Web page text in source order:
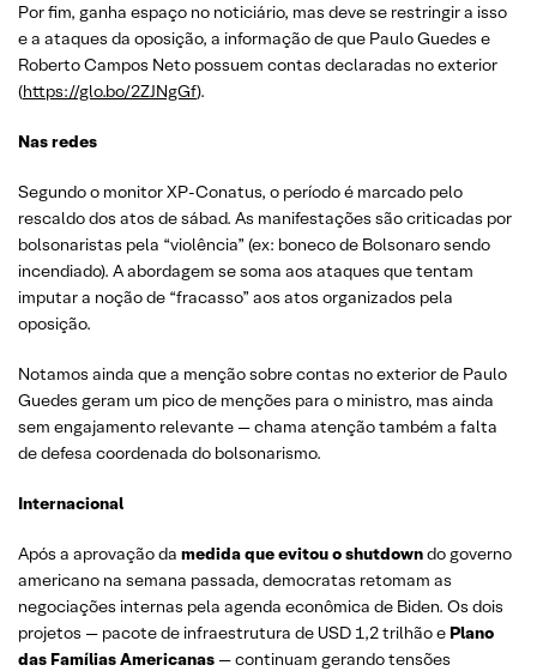
Por fim, ganha espaço no noticiário, mas deve se restringir a isso
e a ataques da oposição, a informação de que Paulo Guedes e
Roberto Campos Neto possuem contas declaradas no exterior
(https://glo.bo/2ZJNgGf).
Nas redes
Segundo o monitor XP-Conatus, o período é marcado pelo
rescaldo dos atos de sábad. As manifestações são criticadas por
bolsonaristas pela “violência” (ex: boneco de Bolsonaro sendo
incendiado). A abordagem se soma aos ataques que tentam
imputar a noção de “fracasso” aos atos organizados pela
oposição.
Notamos ainda que a menção sobre contas no exterior de Paulo
Guedes geram um pico de menções para o ministro, mas ainda
sem engajamento relevante — chama atenção também a falta
de defesa coordenada do bolsonarismo.
Internacional
Após a aprovação da medida que evitou o shutdowndo governo
americano na semana passada, democratas retomam as
negociações internas pela agenda econômica de Biden. Os dois
projetos — pacote de infraestrutura de USD 1,2 trilhão e Plano
das Famílias Americanas — continuam gerando tensões